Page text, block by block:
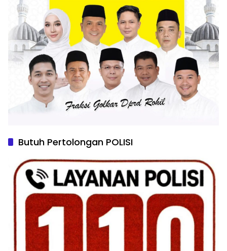
Butuh Pertolongan POLISI